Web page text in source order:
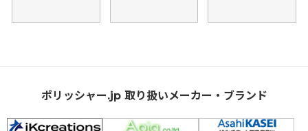
ポリッシャー.jp 取り扱いメーカー・ブランド